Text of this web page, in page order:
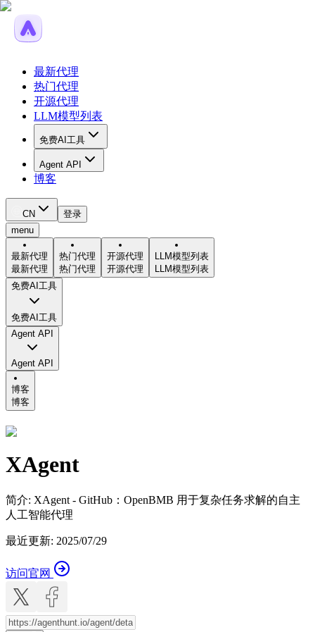
最新代理
热门代理
开源代理
LLM模型列表
免费AI工具
Agent API
博客
CN
登录
menu
最新代理
最新代理
热门代理
热门代理
开源代理
开源代理
LLM模型列表
LLM模型列表
免费AI工具
免费AI工具
Agent API
Agent API
博客
博客
XAgent
简介: XAgent - GitHub：OpenBMB 用于复杂任务求解的自主
人工智能代理
最近更新: 2025/07/29
访问官网